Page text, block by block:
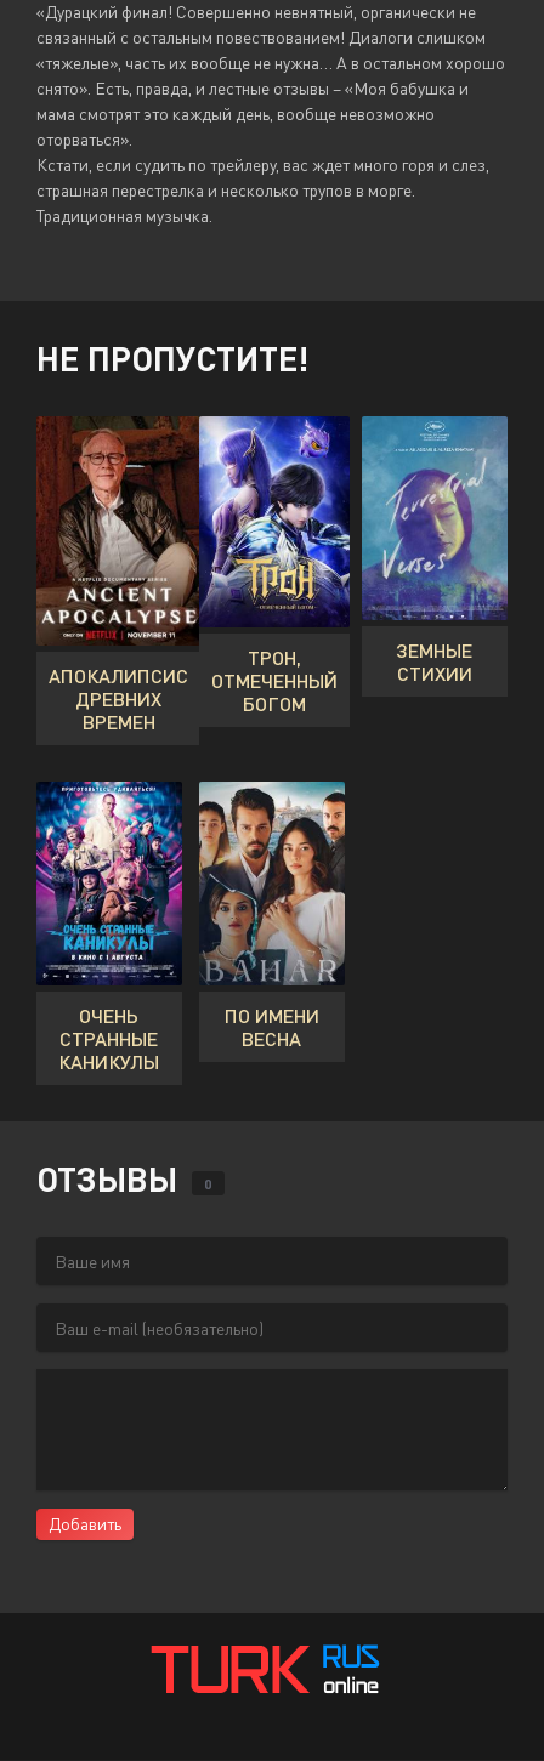
«Дурацкий финал! Совершенно невнятный, органически не
связанный с остальным повествованием! Диалоги слишком
«тяжелые», часть их вообще не нужна… А в остальном хорошо
снято». Есть, правда, и лестные отзывы – «Моя бабушка и
мама смотрят это каждый день, вообще невозможно
оторваться».
Кстати, если судить по трейлеру, вас ждет много горя и слез,
страшная перестрелка и несколько трупов в морге.
Традиционная музычка.
НЕ ПРОПУСТИТЕ!
АПОКАЛИПСИС
ДРЕВНИХ
ВРЕМЕН
ТРОН,
ОТМЕЧЕННЫЙ
БОГОМ
ЗЕМНЫЕ
СТИХИИ
ОЧЕНЬ
СТРАННЫЕ
КАНИКУЛЫ
ПО ИМЕНИ
ВЕСНА
ОТЗЫВЫ 0
Добавить